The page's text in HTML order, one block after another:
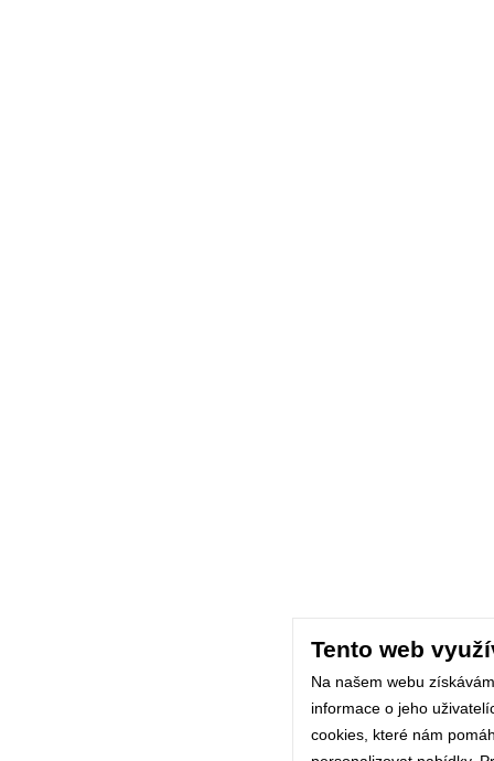
Tento web
Na našem webu
informace o jeho
cookies, které nám